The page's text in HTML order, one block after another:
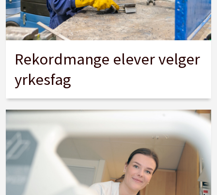
Rekordmange elever velger
yrkesfag